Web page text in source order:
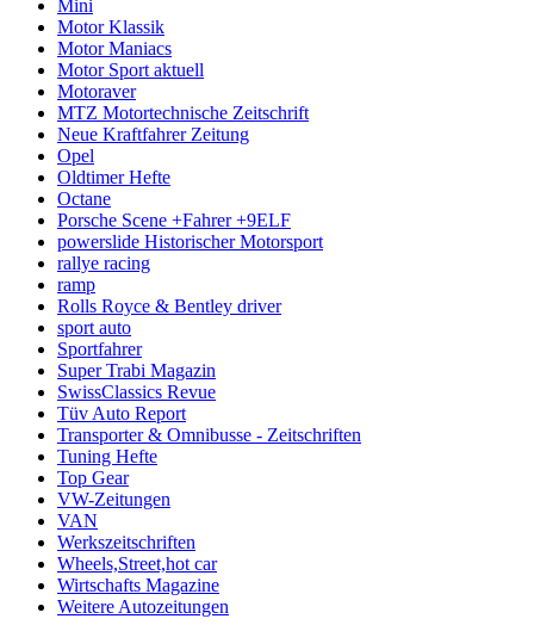
Mini
Motor Klassik
Motor Maniacs
Motor Sport aktuell
Motoraver
MTZ Motortechnische Zeitschrift
Neue Kraftfahrer Zeitung
Opel
Oldtimer Hefte
Octane
Porsche Scene +Fahrer +9ELF
powerslide Historischer Motorsport
rallye racing
ramp
Rolls Royce & Bentley driver
sport auto
Sportfahrer
Super Trabi Magazin
SwissClassics Revue
Tüv Auto Report
Transporter & Omnibusse - Zeitschriften
Tuning Hefte
Top Gear
VW-Zeitungen
VAN
Werkszeitschriften
Wheels,Street,hot car
Wirtschafts Magazine
Weitere Autozeitungen